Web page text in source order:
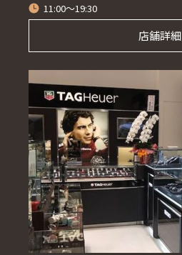
11:00～19:30
店舗詳細